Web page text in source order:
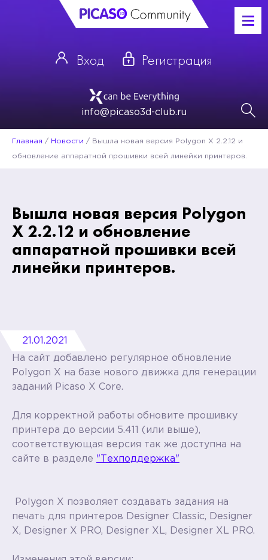
Вход Регистрация
info@picaso3d-club.ru
Главная / Новости / Вышла новая версия Polygon X 2.2.12 и
обновление аппаратной прошивки всей линейки принтеров.
Вышла новая версия Polygon
X 2.2.12 и обновление
аппаратной прошивки всей
линейки принтеров.
21.01.2021
На сайт добавлено регулярное обновление
Polygon X на базе нового движка для генерации
заданий Picaso X Core.
Для корректной работы обновите прошивку
принтера до версии 5.411 (или выше),
соответствующая версия так же доступна на
сайте в разделе "Техподдержка"
Polygon X позволяет создавать задания на
печать для принтеров Designer Classic, Designer
X, Designer X PRO, Designer XL, Designer XL PRO.